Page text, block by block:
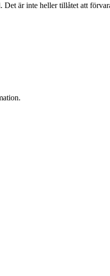
är inte heller tillåtet att